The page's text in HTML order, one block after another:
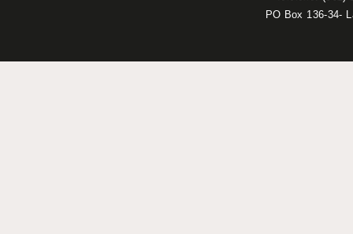
PO Box 136-34-